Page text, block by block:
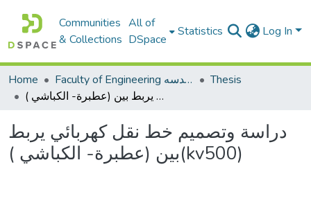
Communities
& Collections
All of
DSpace
Statistics Log In
Home Faculty of Engineering كلية الهندسه
Thesis
دراسة وتصميم خط نقل كهربائي يربط بين (عطبرة- الكباشي )(kv500)
دراسة وتصميم خط نقل كهربائي يربط
بين (عطبرة- الكباشي )(kv500)